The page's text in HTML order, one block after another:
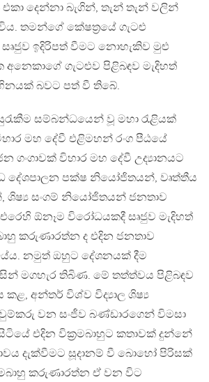
දෙන්නා බැගින්, තැන් තැන් වලින්
තමන්ගේ කේෂත‍්‍රයේ ගැටළු
ඉදිරිපත් වීමට නොහැකිව මුළු
ගැටළුව පිළිබඳව මැදිහත්
බවට පත් වී තිබේ.
සම්බන්ධයෙන් වූ මහා රැළියක්
මහ දේවී එළිමහන් රංග පීඨයේ
ගංගාවක් විහාර මහ දේවී උද්‍යානයට
දේශපාලන පක්ෂ නියෝජිතයන්, වෘත්තීය
ශිෂ්‍ය සංගම් නියෝජිතයන් ජනතාව
ඕනෑම විරෝධයකදී සෘජුව මැදිහත්
කරුණාරත්න ද එදින ජනතාව
නමුත් ඔහුට දේශනයක් දීම
මගහැර තිබිණ. මේ තත්ත්වය පිළිබඳව
කළ, අන්තර් විශ්ව විද්‍යාල ශිෂ්‍ය
වන සංජීව බණ්ඩාරගෙන් විමසා
එදින වික‍්‍රමබාහුට කතාවක් දුන්නේ
දැක්වීමට සූදානම් වී බොහෝ පිරිසක්
කරුණාරත්න ඒ වන විට